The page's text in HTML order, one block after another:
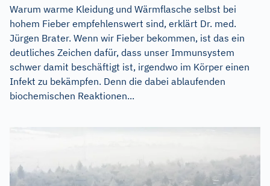
Warum warme Kleidung und Wärmflasche selbst bei
hohem Fieber empfehlenswert sind, erklärt Dr. med.
Jürgen Brater. Wenn wir Fieber bekommen, ist das ein
deutliches Zeichen dafür, dass unser Immunsystem
schwer damit beschäftigt ist, irgendwo im Körper einen
Infekt zu bekämpfen. Denn die dabei ablaufenden
biochemischen Reaktionen...